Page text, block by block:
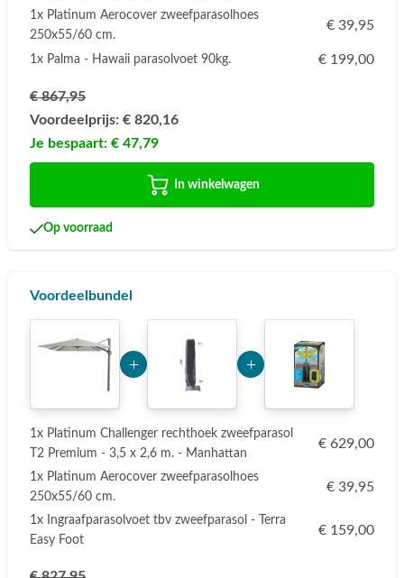
1x Platinum Aerocover zweefparasolhoes
250x55/60 cm.
€ 39,95
1x Palma - Hawaii parasolvoet 90kg. € 199,00
€ 867,95
Voordeelprijs: € 820,16
Je bespaart: € 47,79
In winkelwagen
Op voorraad
Voordeelbundel
1x Platinum Challenger rechthoek zweefparasol
T2 Premium - 3,5 x 2,6 m. - Manhattan
€ 629,00
1x Platinum Aerocover zweefparasolhoes
250x55/60 cm.
€ 39,95
1x Ingraafparasolvoet tbv zweefparasol - Terra
Easy Foot
€ 159,00